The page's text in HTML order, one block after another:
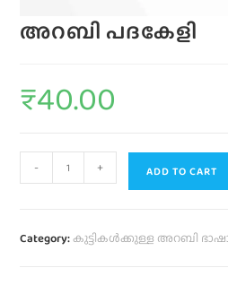
അറബി പദകേളി
₹40.00
- + ADD TO CART
Category:കുട്ടികൾക്കുള്ള അറബി